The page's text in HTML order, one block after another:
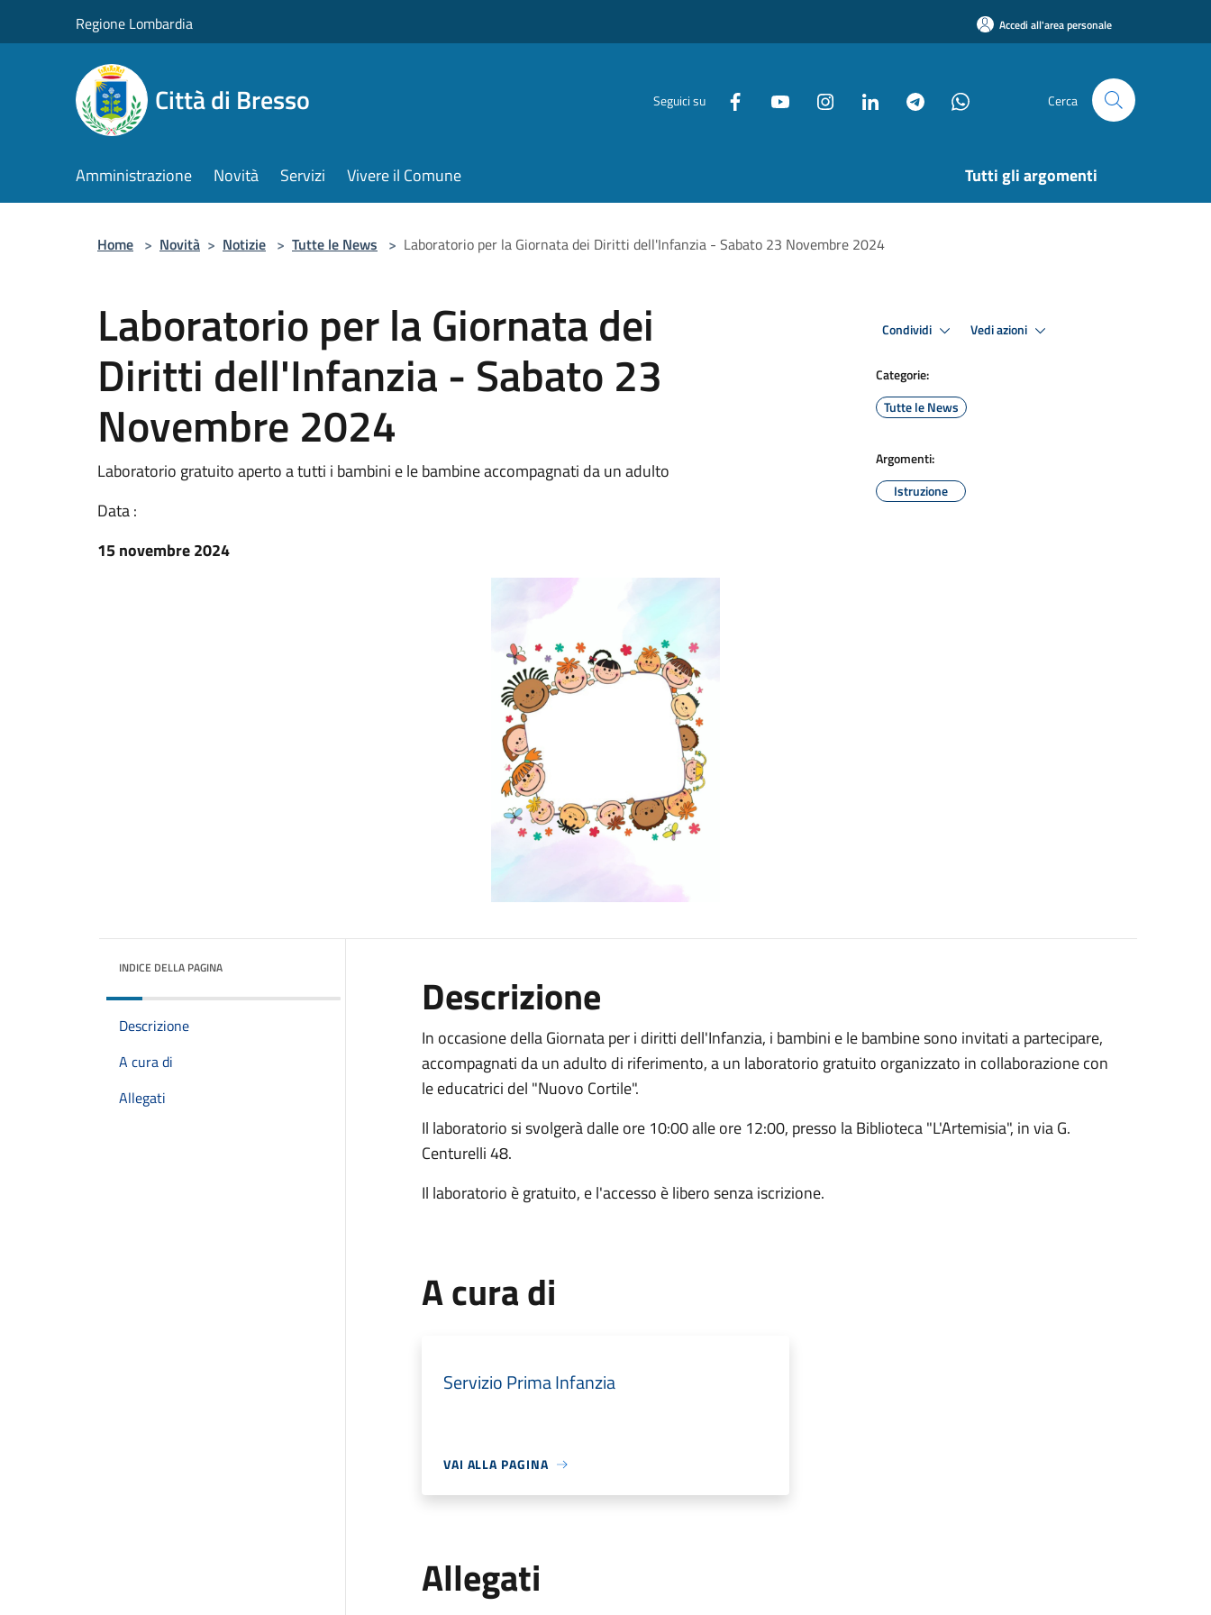
Regione Lombardia Accedi all'area personale
Città di Bresso Seguici su Cerca
Amministrazione Novità Servizi Vivere il Comune Tutti gli argomenti
Home > Novità > Notizie > Tutte le News > Laboratorio per la Giornata dei Diritti dell'Infanzia - Sabato 23 Novembre 2024
Laboratorio per la Giornata dei
Diritti dell'Infanzia - Sabato 23
Novembre 2024
Laboratorio gratuito aperto a tutti i bambini e le bambine accompagnati da un adulto
Data :
15 novembre 2024
Condividi Vedi azioni
Categorie:
Tutte le News
Argomenti:
Istruzione
INDICE DELLA PAGINA
Descrizione
A cura di
Allegati
Descrizione
In occasione della Giornata per i diritti dell'Infanzia, i bambini e le bambine sono invitati a partecipare,
accompagnati da un adulto di riferimento, a un laboratorio gratuito organizzato in collaborazione con
le educatrici del "Nuovo Cortile".
Il laboratorio si svolgerà dalle ore 10:00 alle ore 12:00, presso la Biblioteca "L'Artemisia", in via G.
Centurelli 48.
Il laboratorio è gratuito, e l'accesso è libero senza iscrizione.
A cura di
Servizio Prima Infanzia
VAI ALLA PAGINA
Allegati